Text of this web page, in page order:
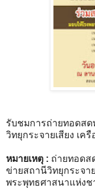
รับชมการถ่ายทอดส
วิทยุกระจายเสียง เ
หมายเหตุ : ถ่ายทอดส
ข่ายสถานีวิทยุกระจาย
พระพุทธศาสนาแห่งช